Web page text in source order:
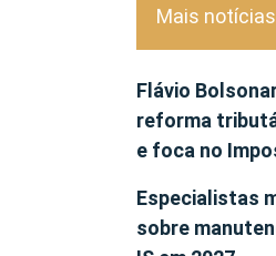
Mais notícias
Flávio
reforma
e foca no
Especialistas
sobre